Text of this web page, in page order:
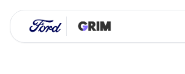
au
contenu